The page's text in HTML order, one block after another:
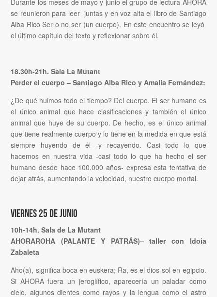
se reunieron para leer juntas y en voz alta el libro de Santiago
Alba Rico Ser o no ser (un cuerpo). En este encuentro se leyó
el último capítulo del texto y reflexionar sobre él.
18.30h-21h. Sala La Mutant
Perder el cuerpo – Santiago Alba Rico y Amalia Fernández:
¿De qué huimos todo el tiempo? Del cuerpo. El ser humano es
el único animal que hace clasificaciones y también el único
animal que huye de su cuerpo. De hecho, es el único animal
que tiene realmente cuerpo y lo tiene en la medida en que está
siempre huyendo de él -y recayendo. Casi todo lo que
hacemos en nuestra vida -casi todo lo que ha hecho el ser
humano desde hace 100.000 años- expresa esta tentativa de
dejar atrás, aumentando la velocidad, nuestro cuerpo mortal.
Viernes 25 de junio
10h-14h. Sala de La Mutant
AHORAROHA (PALANTE Y PATRÁS)– taller con Idoia
Zabaleta
Aho(a), significa boca en euskera; Ra, es el dios-sol en egipcio.
Si AHORA fuera un jeroglífico, aparecería un paladar como
cielo, algunos dientes como rayos y la lengua como el astro